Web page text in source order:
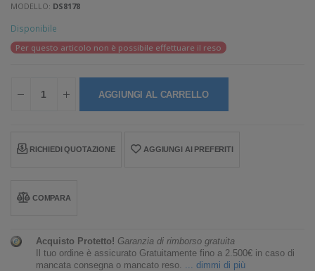
MODELLO: DS8178
Disponibile
Per questo articolo non è possibile effettuare il reso
AGGIUNGI AL CARRELLO
RICHIEDI QUOTAZIONE AGGIUNGI AI PREFERITI
COMPARA
Acquisto Protetto! Garanzia di rimborso gratuita
Il tuo ordine è assicurato Gratuitamente fino a 2.500€ in caso di
mancata consegna o mancato reso. ... dimmi di più